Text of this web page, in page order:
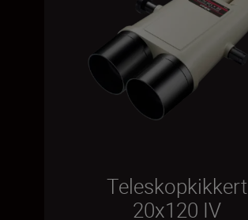
Teleskopkikkert
20x120 IV